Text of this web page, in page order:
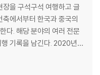
을 구석구석 여행하고 글
에서부터 한국과 중국의
다. 해당 분야의 여러 전문
기록을 남긴다. 2020년부
한국전쟁과 이순신, 불교
의 현장을 답사하고 있다.